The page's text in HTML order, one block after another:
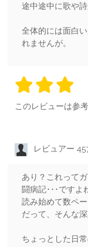
途中途中に歌や
全体的には面白
れませんが。
3 3
このレビューは参
レビュアー
あり？これって
闘病記･･･ですよ
読み始めて数ペ
だって、そんな
ちょっとした日